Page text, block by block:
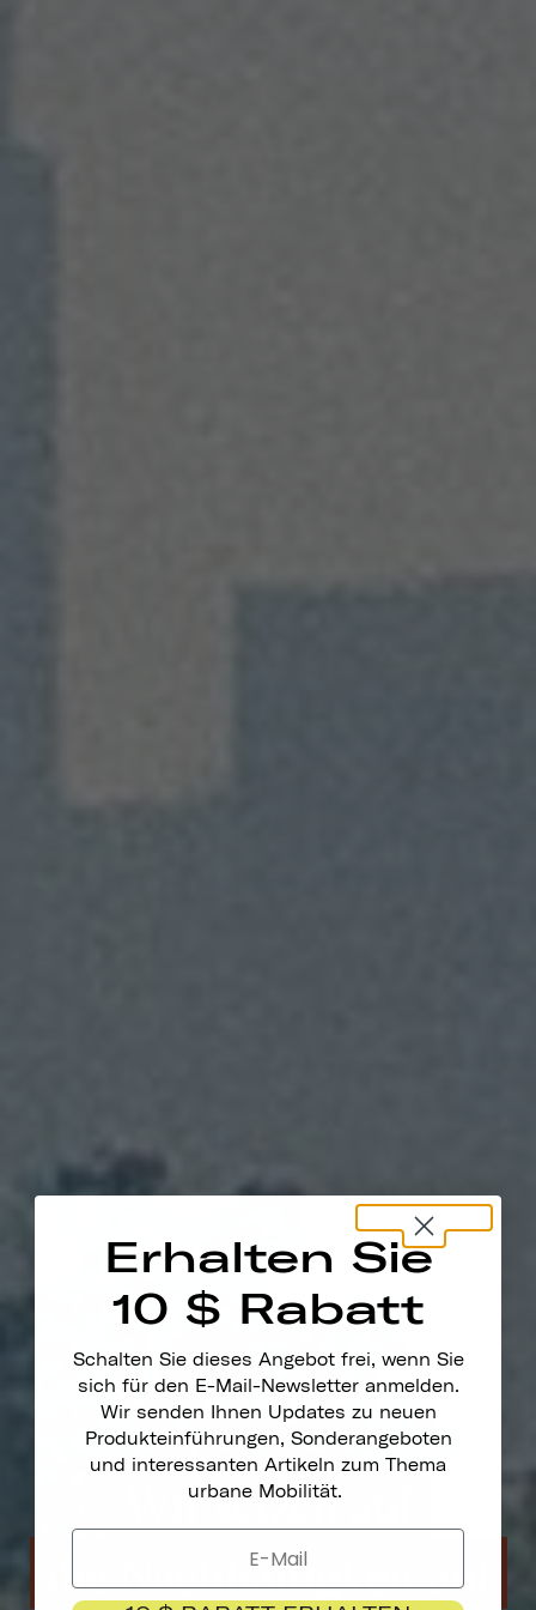
Wir setzen auf
die Nachhaltigkeit auf
Erhalten Sie
10 $ Rabatt
Schalten Sie dieses Angebot frei, wenn Sie
sich für den E-Mail-Newsletter anmelden.
Wir senden Ihnen Updates zu neuen
Produkteinführungen, Sonderangeboten
und interessanten Artikeln zum Thema
urbane Mobilität.